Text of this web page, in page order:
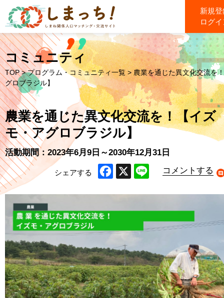
新規
ログ
コミュニティ
TOP >プログラム・コミュニティ一覧> 農業を通じた異文化交流を
グロブラジル】
農業を通じた異文化交流を！【イズ
モ・アグロブラジル】
活動期間：2023年6月9日～2030年12月31日
シェアする
コメントする